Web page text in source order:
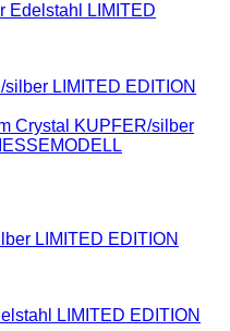
Edelstahl LIMITED
LIMITED EDITION